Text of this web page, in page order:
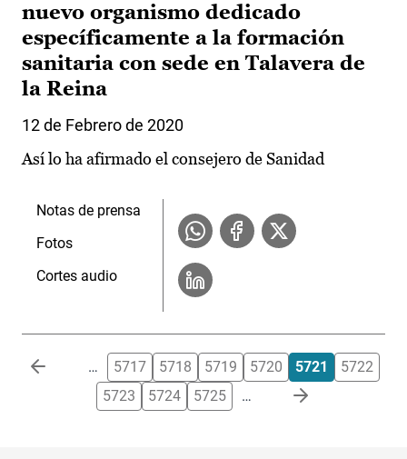
nuevo organismo dedicado
específicamente a la formación
sanitaria con sede en Talavera de
la Reina
12 de Febrero de 2020
Así lo ha afirmado el consejero de Sanidad
Notas de prensa
Fotos
Cortes audio
Paginación … 5717 5718 5719 5720 5721
5722
5723
5724 5725 …